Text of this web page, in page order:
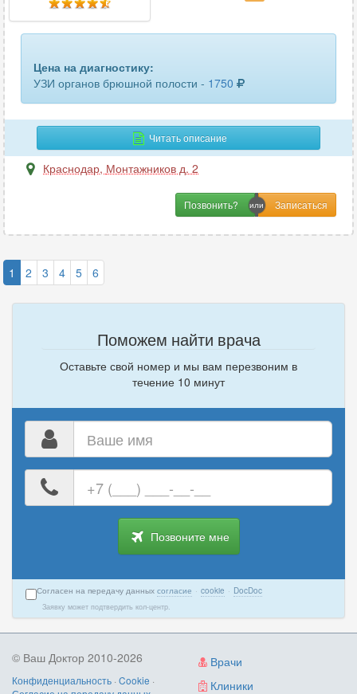
Цена на диагностику:
УЗИ органов брюшной полости - 1750
Читать описание
Краснодар, Монтажников д. 2
Позвонить?
1 2 3 4 5 6
Поможем найти врача
Оставьте свой номер и мы вам перезвоним в
течение 10 минут
номер
телефона
Позвоните мне
Согласен на передачу данных согласие · cookie · DocDoc
Заявку может подтвердить кол-центр.
Врачи
Клиники
© Ваш Доктор 2010-2026
Конфиденциальность · Cookie ·